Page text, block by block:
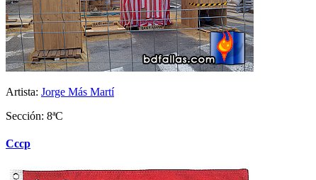
Artista: Jorge Más Martí
Sección: 8ªC
Cccp